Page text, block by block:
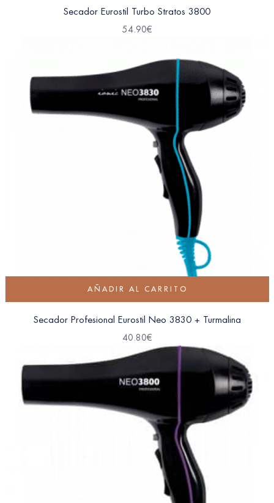
Secador Eurostil Turbo Stratos 3800
54.90€
AÑADIR AL CARRITO
Secador Profesional Eurostil Neo 3830 + Turmalina
40.80€